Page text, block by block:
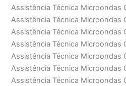
Assistência Técnica Microondas
Assistência Técnica Microondas
Assistência Técnica Microondas
Assistência Técnica Microondas
Assistência Técnica Microondas
Assistência Técnica Microondas
Assistência Técnica Microondas